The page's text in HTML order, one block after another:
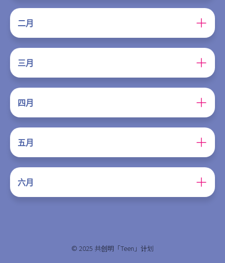
二月
三月
四月
五月
六月
© 2025 共创明「Teen」计划